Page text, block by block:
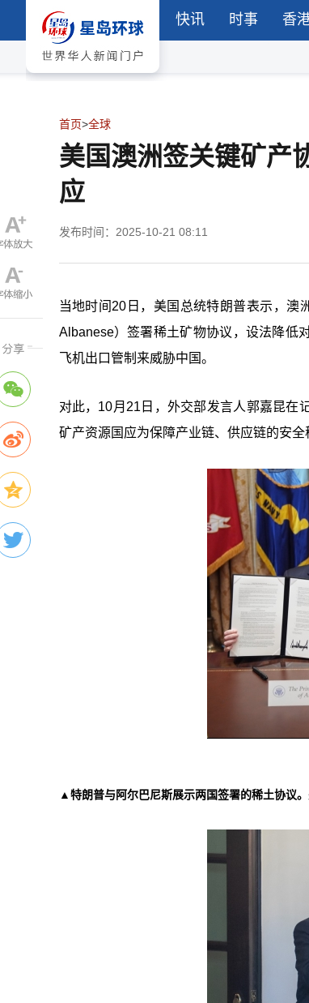
快讯 时事 香
首页>全球
美国澳洲签关键矿产
应
发布时间：2025-10-21 08:11
当地时间20日，美国总统特朗普表示，澳
Albanese）签署稀土矿物协议，设法降低
飞机出口管制来威胁中国。
对此，10月21日，外交部发言人郭嘉昆在
矿产资源国应为保障产业链、供应链的安
▲特朗普与阿尔巴尼斯展示两国签署的稀土协议